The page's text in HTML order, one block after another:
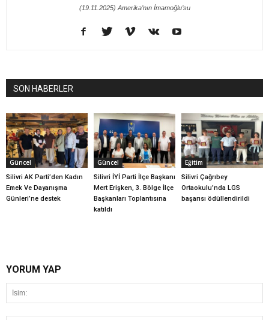
(19.11.2025) Amerika’nın İmamoğlu’su
SON HABERLER
Güncel
Silivri AK Parti’den Kadın
Emek Ve Dayanışma
Günleri’ne destek
Güncel
Silivri İYİ Parti İlçe Başkanı
Mert Erişken, 3. Bölge İlçe
Başkanları Toplantısına
katıldı
Eğitim
Silivri Çağrıbey
Ortaokulu’nda LGS
başarısı ödüllendirildi
YORUM YAP